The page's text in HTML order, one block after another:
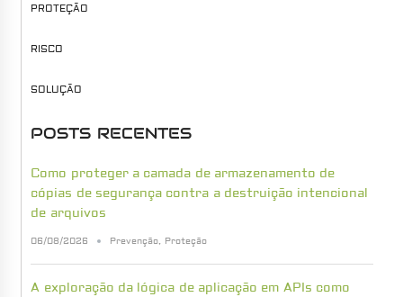
PROTEÇÃO
RISCO
SOLUÇÃO
POSTS RECENTES
Como proteger a camada de armazenamento de
cópias de segurança contra a destruição intencional
de arquivos
06/08/2026 Prevenção, Proteção
A exploração da lógica de aplicação em APIs como